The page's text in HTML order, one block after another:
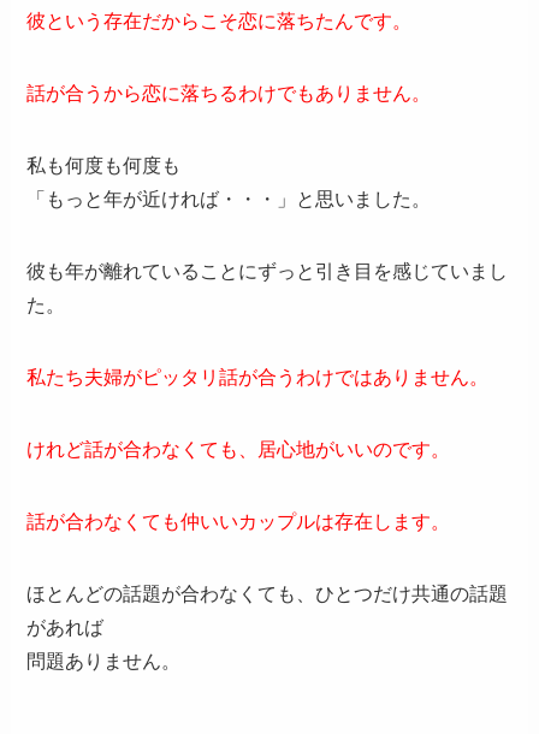
彼という存在だからこそ恋に落ちたんです。
話が合うから恋に落ちるわけでもありません。
私も何度も何度も
「もっと年が近ければ・・・」と思いました。
彼も年が離れていることにずっと引き目を感じていまし
た。
私たち夫婦がピッタリ話が合うわけではありません。
けれど話が合わなくても、居心地がいいのです。
話が合わなくても仲いいカップルは存在します。
ほとんどの話題が合わなくても、ひとつだけ共通の話題
があれば
問題ありません。